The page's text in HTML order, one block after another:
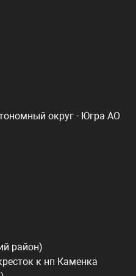
округ - Югра АО
район)
к нп Каменка